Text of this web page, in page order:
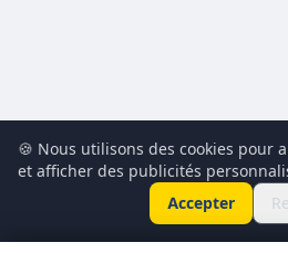
🍪 Nous utilisons des cookies pour
et afficher des publicités
Accepter